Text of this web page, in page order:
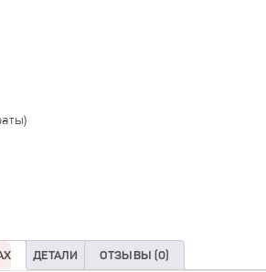
ДЕТАЛИ ОТЗЫВЫ (0)